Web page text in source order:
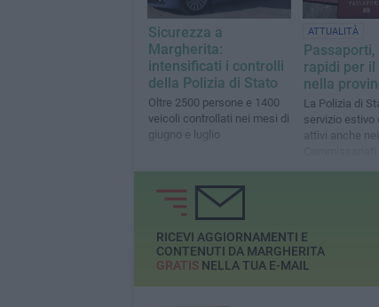
Sicurezza a
Margherita:
intensificati i controlli
della Polizia di Stato
Oltre 2500 persone e 1400
veicoli controllati nei mesi di
giugno e luglio
ATTUALITÀ
rapidi per il
nella
La Polizia di
servizio estivo
attivi anche nei
RICEVI AGGIORNAMENTI E
CONTENUTI DA MARGHERITA
GRATISNELLA TUA E-MAIL